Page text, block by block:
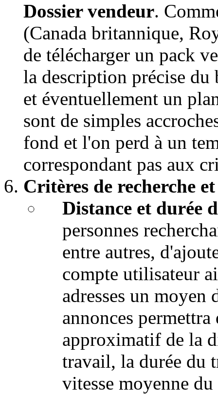
Dossier vendeur.
(Canada britannique,
de télécharger un pack
la description précise du
et éventuellement un
sont de simples
fond et l'on perd à un
correspondant pas aux
Critères de recherche
Distance et durée
personnes
entre autres,
compte utilisateur
adresses un moyen
annonces
approximatif de la
travail, la durée du
vitesse moyenne